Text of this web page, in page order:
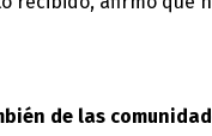
de las